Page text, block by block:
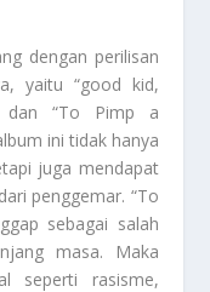
dengan perilisan
yaitu “good kid,
dan “To Pimp a
ini tidak hanya
juga mendapat
penggemar. “To
sebagai salah
masa. Maka
seperti rasisme,